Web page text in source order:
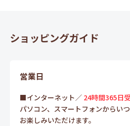
ショッピングガイド
営業日
■インターネット／ 24時間365日
パソコン、スマートフォンからい
お楽しみいただけます。